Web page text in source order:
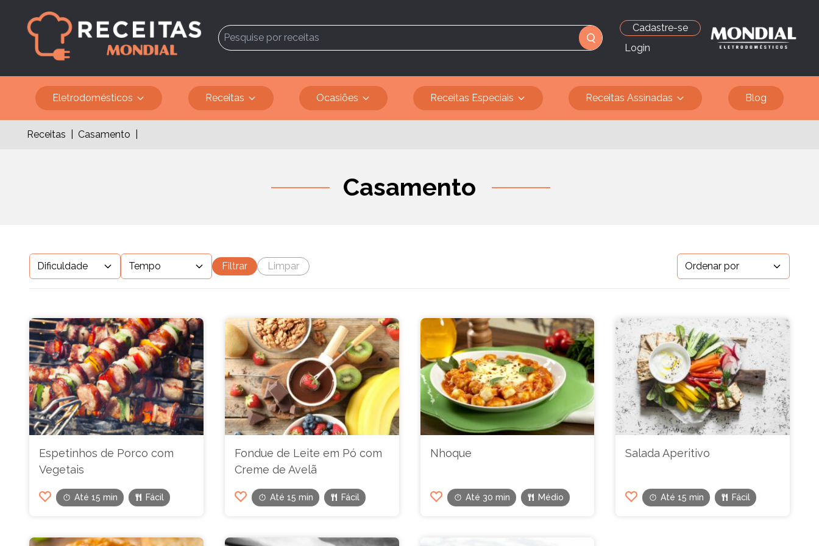
Cadastre-se
Login
Eletrodomésticos Receitas Ocasiões Receitas Especiais Receitas Assinadas Blog
Receitas Casamento
Casamento
Dificuldade Tempo Filtrar Limpar Ordenar por
Espetinhos de Porco com
Vegetais
Até 15 min Fácil
Fondue de Leite em Pó com
Creme de Avelã
Até 15 min Fácil
Nhoque
Até 30 min Médio
Salada Aperitivo
Até 15 min Fácil